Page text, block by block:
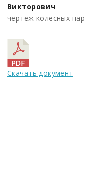
Викторович
чертеж колесных пар
Скачать документ